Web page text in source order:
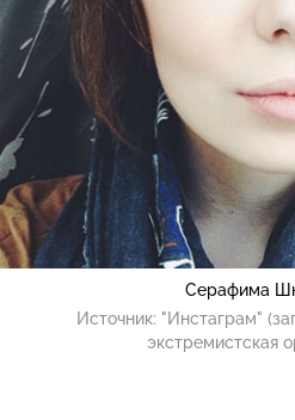
Серафима
Источник: "Инстаграм"
экстремистская